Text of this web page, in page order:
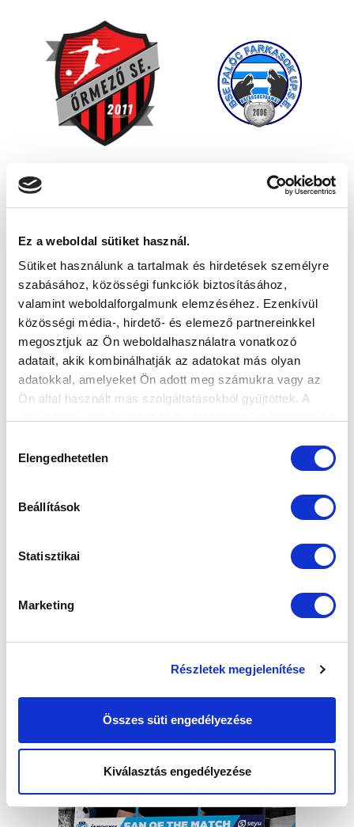
Ez a weboldal sütiket használ.
Sütiket használunk a tartalmak és hirdetések személyre
szabásához, közösségi funkciók biztosításához,
valamint weboldalforgalmunk elemzéséhez. Ezenkívül
közösségi média-, hirdető- és elemező partnereinkkel
megosztjuk az Ön weboldalhasználatra vonatkozó
adatait, akik kombinálhatják az adatokat más olyan
adatokkal, amelyeket Ön adott meg számukra vagy az
Ön által használt más szolgáltatásokból gyűjtöttek. A
kiválasztása
Elengedhetetlen
Beállítások
Statisztikai
Marketing
Részletek megjelenítése
Összes süti engedélyezése
Kiválasztás engedélyezése